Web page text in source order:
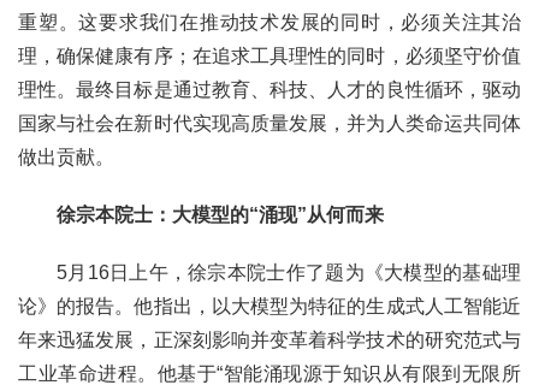
重塑。这要求我们在推动技术发展的同时，必须关注其治
理，确保健康有序；在追求工具理性的同时，必须坚守价值
理性。最终目标是通过教育、科技、人才的良性循环，驱动
国家与社会在新时代实现高质量发展，并为人类命运共同体
做出贡献。
徐宗本院士：大模型的“涌现”从何而来
5月16日上午，徐宗本院士作了题为《大模型的基础理
论》的报告。他指出，以大模型为特征的生成式人工智能近
年来迅猛发展，正深刻影响并变革着科学技术的研究范式与
工业革命进程。他基于“智能涌现源于知识从有限到无限所